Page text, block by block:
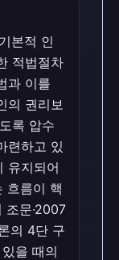
본적 인
적법절차
과 이를
의 권리보
록 압수
련하고 있
유지되어
흐름이 핵
문·2007
의 4단 구
을 때의